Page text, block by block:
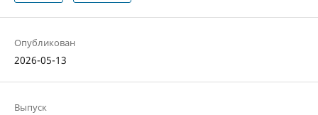
Опубликован
2026-05-13
Выпуск